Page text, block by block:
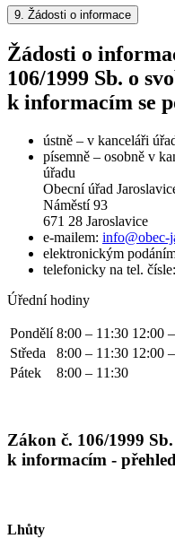
9. Žádosti o informace
Žádosti o
106/1999 Sb. o
k informacím se
ústně – v kanceláři
písemně – osobně v
úřadu
Obecní úřad
Náměstí 93
671 28 Jaroslavice
e-mailem: info@obec-
elektronickým
telefonicky na tel.
Úřední hodiny
Pondělí 8:00 – 11:30 12:00
Středa
8:00 – 11:30 12:00
Pátek
8:00 – 11:30
Zákon č. 106/1999
k informacím -
Lhůty